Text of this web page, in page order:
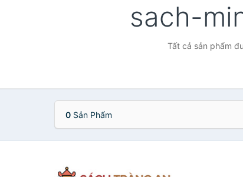
sach-
Tất cả sản phẩm
0 Sản Phẩm